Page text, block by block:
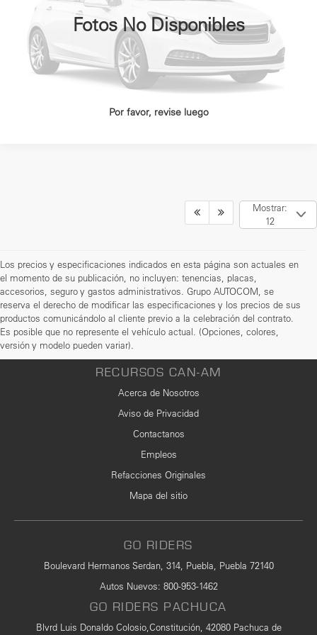
Fotos No Disponibles
Por favor, revise luego
Disponible OBTÉN FINANCIAMIENTO
CLICK TO CALL
Mostrar:
12
Los precios y especificaciones indicados en esta página son actuales en
el momento de su publicación, no incluyen: tenencias, placas,
accesorios, seguro y gastos administrativos. Grupo AUTOCOM, se
reserva el derecho de modificar las especificaciones y los precios de sus
productos comunicándolo al cliente previo a la celebración del contrato.
Es posible que no represente el vehículo actual. (Opciones, colores,
versión y modelo pueden variar).
RECURSOS CAN-AM
Acerca de Nosotros
Aviso de Privacidad
Contactanos
Empleos
Refacciones Originales
Mapa del sitio
GO RIDERS
Boulevard Hermanos Serdan, 314, Puebla, Puebla 72140
Autos Nuevos: 800-953-1462
GO RIDERS PACHUCA
Blvrd Luis Donaldo Colosio,Constitución, 42080 Pachuca de